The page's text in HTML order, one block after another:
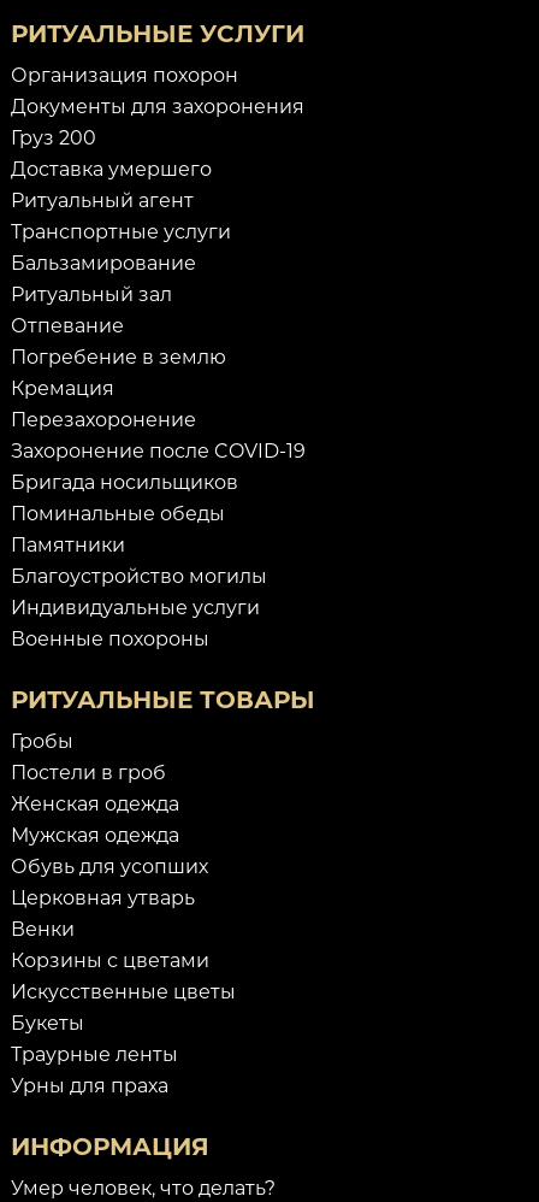
РИТУАЛЬНЫЕ УСЛУГИ
Организация похорон
Документы для захоронения
Груз 200
Доставка умершего
Ритуальный агент
Транспортные услуги
Бальзамирование
Ритуальный зал
Отпевание
Погребение в землю
Кремация
Перезахоронение
Захоронение после COVID-19
Бригада носильщиков
Поминальные обеды
Памятники
Благоустройство могилы
Индивидуальные услуги
Военные похороны
РИТУАЛЬНЫЕ ТОВАРЫ
Гробы
Постели в гроб
Женская одежда
Мужская одежда
Обувь для усопших
Церковная утварь
Венки
Корзины с цветами
Искусственные цветы
Букеты
Траурные ленты
Урны для праха
ИНФОРМАЦИЯ
Умер человек, что делать?